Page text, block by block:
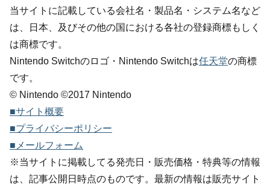
当サイトに記載している会社名・製品名・システム名など
は、日本、及びその他の国における各社の登録商標もしく
は商標です。
Nintendo Switchのロゴ・Nintendo Switchは任天堂の商標
です。
© Nintendo ©2017 Nintendo
■サイト概要
■プライバシーポリシー
■メールフォーム
※当サイトに掲載してる発売日・販売価格・特典等の情報
は、記事公開日時点のものです。最新の情報は販売サイト